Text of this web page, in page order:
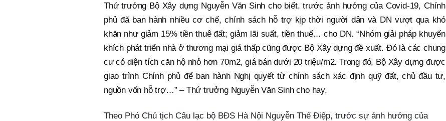
Thứ trưởng Bộ Xây dựng Nguyễn Văn Sinh cho biết, trước ảnh hưởng của Covid-19, Chính
phủ đã ban hành nhiều cơ chế, chính sách hỗ trợ kịp thời người dân và DN vượt qua khó
khăn như giảm 15% tiền thuê đất; giảm lãi suất, tiền thuế… cho DN. “Nhóm giải pháp khuyến
khích phát triển nhà ở thương mại giá thấp cũng được Bộ Xây dựng đề xuất. Đó là các chung
cư có diện tích căn hộ nhỏ hơn 70m2, giá bán dưới 20 triệu/m2. Trong đó, Bộ Xây dựng được
giao trình Chính phủ để ban hành Nghị quyết từ chính sách xác định quỹ đất, chủ đầu tư,
nguồn vốn hỗ trợ…” – Thứ trưởng Nguyễn Văn Sinh cho hay.
Theo Phó Chủ tịch Câu lạc bộ BĐS Hà Nội Nguyễn Thế Điệp, trước sự ảnh hưởng của